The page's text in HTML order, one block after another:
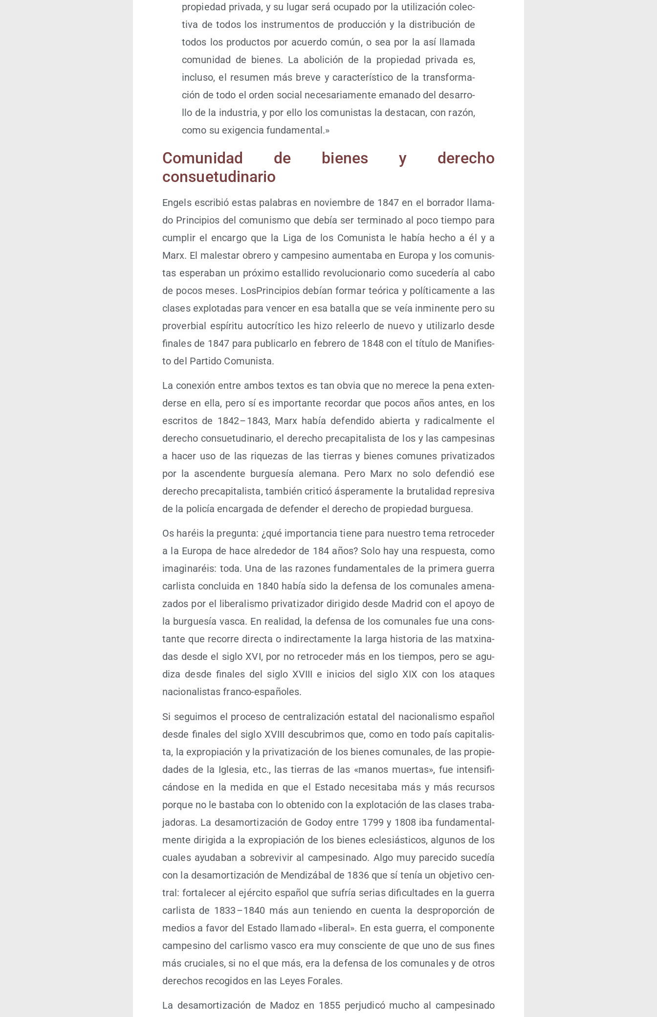
pro­pie­dad pri­va­da, y su lugar será ocu­pa­do por la uti­li­za­ción colec­
ti­va de todos los ins­tru­men­tos de pro­duc­ción y la dis­tri­bu­ción de
todos los pro­duc­tos por acuer­do común, o sea por la así lla­ma­da
comu­ni­dad de bie­nes. La abo­li­ción de la pro­pie­dad pri­va­da es,
inclu­so, el resu­men más bre­ve y carac­te­rís­ti­co de la trans­for­ma­
ción de todo el orden social nece­sa­ria­men­te ema­na­do del desa­rro­
llo de la indus­tria, y por ello los comu­nis­tas la des­ta­can, con razón,
como su exi­gen­cia fundamental.»
Comu­ni­dad de bie­nes y dere­cho
consuetudinario
Engels escri­bió estas pala­bras en noviem­bre de 1847 en el borra­dor lla­ma­
do Prin­ci­pios del comu­nis­mo que debía ser ter­mi­na­do al poco tiem­po para
cum­plir el encar­go que la Liga de los Comu­nis­ta le había hecho a él y a
Marx. El males­tar obre­ro y cam­pe­sino aumen­ta­ba en Euro­pa y los comu­nis­
tas espe­ra­ban un pró­xi­mo esta­lli­do revo­lu­cio­na­rio como suce­de­ría al cabo
de pocos meses. Los­Prin­ci­pios debían for­mar teó­ri­ca y polí­ti­ca­men­te a las
cla­ses explo­ta­das para ven­cer en esa bata­lla que se veía inmi­nen­te pero su
pro­ver­bial espí­ri­tu auto­crí­ti­co les hizo releer­lo de nue­vo y uti­li­zar­lo des­de
fina­les de 1847 para publi­car­lo en febre­ro de 1848 con el títu­lo de Mani­fies­
to del Par­ti­do Comunista.
La cone­xión entre ambos tex­tos es tan obvia que no mere­ce la pena exten­
der­se en ella, pero sí es impor­tan­te recor­dar que pocos años antes, en los
escri­tos de 1842 – 1843, Marx había defen­di­do abier­ta y radi­cal­men­te el
dere­cho con­sue­tu­di­na­rio, el dere­cho pre­ca­pi­ta­lis­ta de los y las cam­pe­si­nas
a hacer uso de las rique­zas de las tie­rras y bie­nes comu­nes pri­va­ti­za­dos
por la ascen­den­te bur­gue­sía ale­ma­na. Pero Marx no solo defen­dió ese
dere­cho pre­ca­pi­ta­lis­ta, tam­bién cri­ti­có áspe­ra­men­te la bru­ta­li­dad repre­si­va
de la poli­cía encar­ga­da de defen­der el dere­cho de pro­pie­dad burguesa.
Os haréis la pre­gun­ta: ¿qué impor­tan­cia tie­ne para nues­tro tema retro­ce­der
a la Euro­pa de hace alre­de­dor de 184 años? Solo hay una res­pues­ta, como
ima­gi­na­réis: toda. Una de las razo­nes fun­da­men­ta­les de la pri­me­ra gue­rra
car­lis­ta con­clui­da en 1840 había sido la defen­sa de los comu­na­les ame­na­
za­dos por el libe­ra­lis­mo pri­va­ti­za­dor diri­gi­do des­de Madrid con el apo­yo de
la bur­gue­sía vas­ca. En reali­dad, la defen­sa de los comu­na­les fue una cons­
tan­te que reco­rre direc­ta o indi­rec­ta­men­te la lar­ga his­to­ria de las matxi­na­
das des­de el siglo XVI, por no retro­ce­der más en los tiem­pos, pero se agu­
di­za des­de fina­les del siglo XVIII e ini­cios del siglo XIX con los ata­ques
nacio­na­lis­tas franco-españoles.
Si segui­mos el pro­ce­so de cen­tra­li­za­ción esta­tal del nacio­na­lis­mo espa­ñol
des­de fina­les del siglo XVIII des­cu­bri­mos que, como en todo país capi­ta­lis­
ta, la expro­pia­ción y la pri­va­ti­za­ción de los bie­nes comu­na­les, de las pro­pie­
da­des de la Igle­sia, etc., las tie­rras de las «manos muer­tas», fue inten­si­fi­
cán­do­se en la medi­da en que el Esta­do nece­si­ta­ba más y más recur­sos
por­que no le bas­ta­ba con lo obte­ni­do con la explo­ta­ción de las cla­ses tra­ba­
ja­do­ras. La des­amor­ti­za­ción de Godoy entre 1799 y 1808 iba fun­da­men­tal­
men­te diri­gi­da a la expro­pia­ción de los bie­nes ecle­siás­ti­cos, algu­nos de los
cua­les ayu­da­ban a sobre­vi­vir al cam­pe­si­na­do. Algo muy pare­ci­do suce­día
con la des­amor­ti­za­ción de Men­di­zá­bal de 1836 que sí tenía un obje­ti­vo cen­
tral: for­ta­le­cer al ejér­ci­to espa­ñol que sufría serias difi­cul­ta­des en la gue­rra
car­lis­ta de 1833 – 1840 más aun tenien­do en cuen­ta la des­pro­por­ción de
medios a favor del Esta­do lla­ma­do «libe­ral». En esta gue­rra, el com­po­nen­te
cam­pe­sino del car­lis­mo vas­co era muy cons­cien­te de que uno de sus fines
más cru­cia­les, si no el que más, era la defen­sa de los comu­na­les y de otros
dere­chos reco­gi­dos en las Leyes Forales.
La des­amor­ti­za­ción de Madoz en 1855 per­ju­di­có mucho al cam­pe­si­na­do